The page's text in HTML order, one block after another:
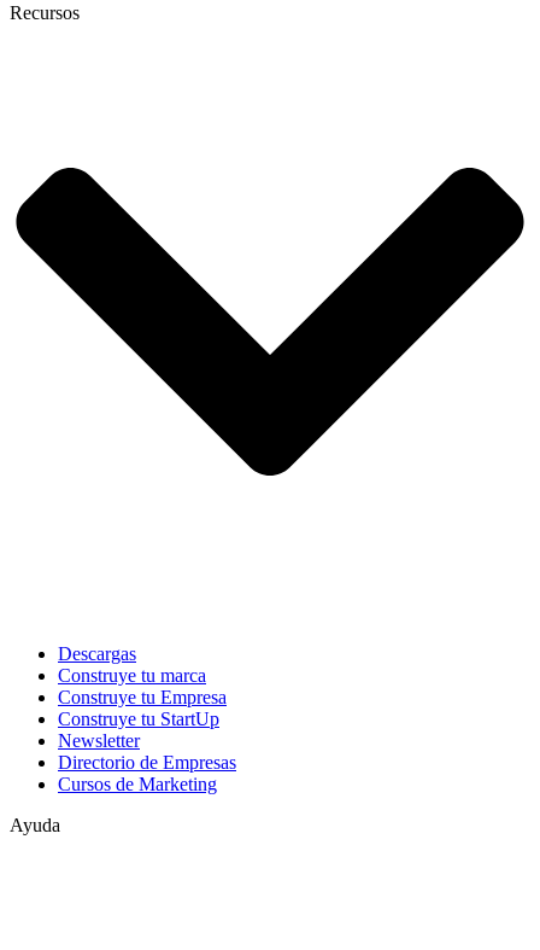
Recursos
Descargas
Construye tu marca
Construye tu Empresa
Construye tu StartUp
Newsletter
Directorio de Empresas
Cursos de Marketing
Ayuda